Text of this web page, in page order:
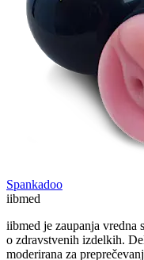
Spankadoo
iibmed
iibmed je zaupanja vredna
o zdravstvenih izdelkih.
moderirana za